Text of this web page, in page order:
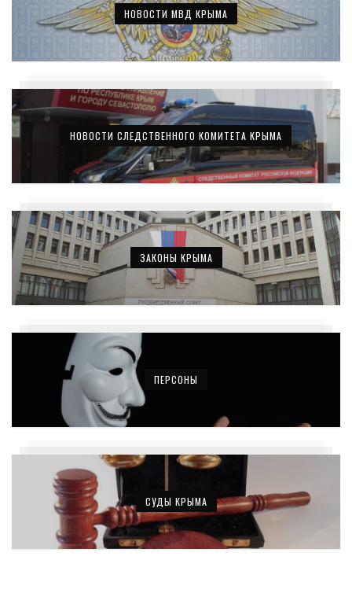
НОВОСТИ МВД КРЫМА
НОВОСТИ СЛЕДСТВЕННОГО КОМИТЕТА КРЫМА
ЗАКОНЫ КРЫМА
ПЕРСОНЫ
СУДЫ КРЫМА